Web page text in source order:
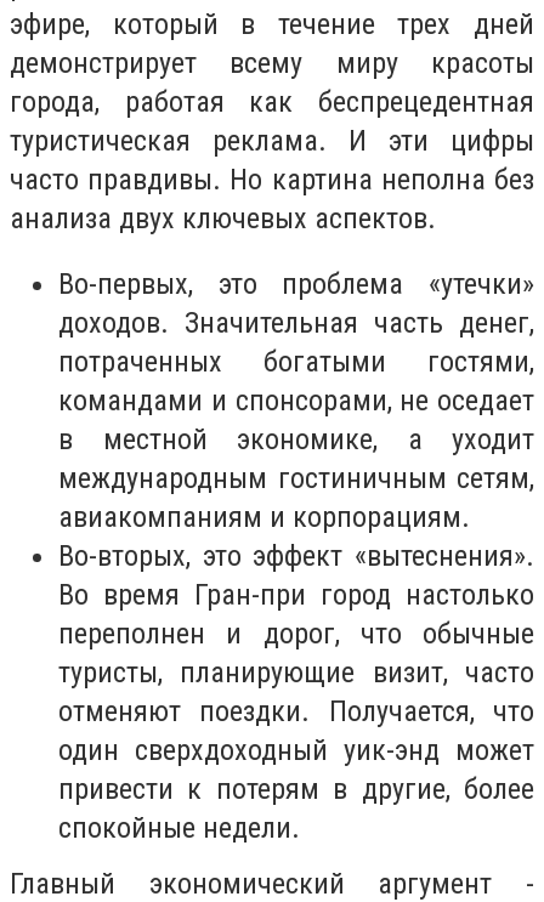
эфире, который в течение трех дней
демонстрирует всему миру красоты
города, работая как беспрецедентная
туристическая реклама. И эти цифры
часто правдивы. Но картина неполна без
анализа двух ключевых аспектов.
Во-первых, это проблема «утечки»
доходов. Значительная часть денег,
потраченных богатыми гостями,
командами и спонсорами, не оседает
в местной экономике, а уходит
международным гостиничным сетям,
авиакомпаниям и корпорациям.
Во-вторых, это эффект «вытеснения».
Во время Гран-при город настолько
переполнен и дорог, что обычные
туристы, планирующие визит, часто
отменяют поездки. Получается, что
один сверхдоходный уик-энд может
привести к потерям в другие, более
спокойные недели.
Главный экономический аргумент -